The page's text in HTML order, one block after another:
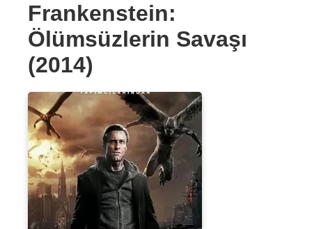
Frankenstein:
Ölümsüzlerin Savaşı
(2014)